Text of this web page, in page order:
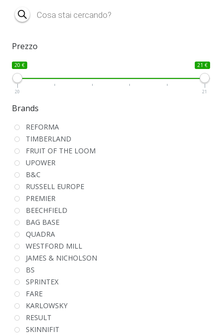
Products
search
Prezzo
20 € 21 €
20 21
Brands
REFORMA
TIMBERLAND
FRUIT OF THE LOOM
UPOWER
B&C
RUSSELL EUROPE
PREMIER
BEECHFIELD
BAG BASE
QUADRA
WESTFORD MILL
JAMES & NICHOLSON
BS
SPRINTEX
FARE
KARLOWSKY
RESULT
SKINNIFIT